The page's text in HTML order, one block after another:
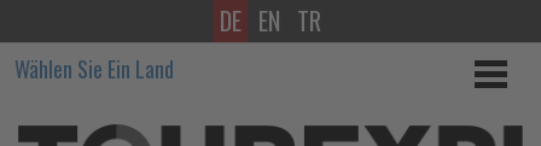
Washington,
DC
DE EN TR
Wählen Sie Ein Land